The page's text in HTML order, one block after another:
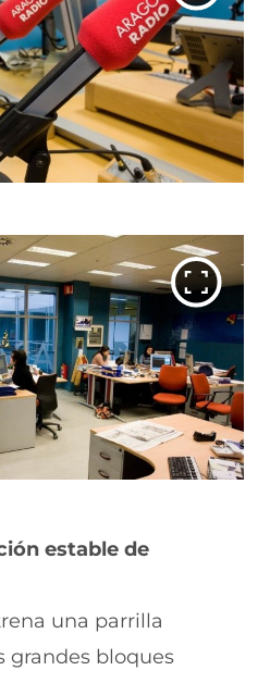
estable de
una parrilla
grandes bloques